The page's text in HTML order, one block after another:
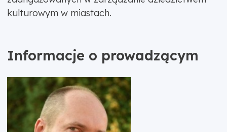
kulturowym w miastach.
Informacje o prowadzącym